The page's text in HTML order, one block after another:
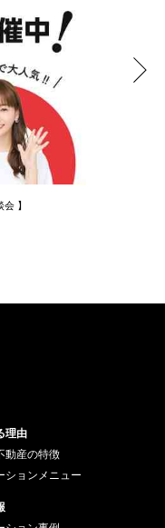
】
理由
動産の特徴
ションメニュー